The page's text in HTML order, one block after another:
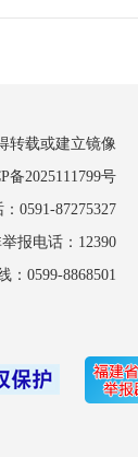
转载或建立镜像
备2025111799号
0591-87275327
报电话：12390
0599-8868501